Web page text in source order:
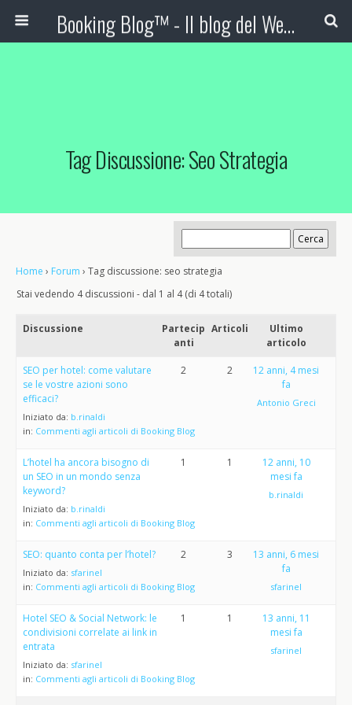
Booking Blog™ - Il blog del Web Marketing Turistico
Tag Discussione: Seo Strategia
Home › Forum › Tag discussione: seo strategia
Stai vedendo 4 discussioni - dal 1 al 4 (di 4 totali)
Discussione
Partecip
anti
Articoli
Ultimo
articolo
SEO per hotel: come valutare
se le vostre azioni sono
efficaci?
Iniziato da: b.rinaldi
in: Commenti agli articoli di Booking Blog
2 2
12 anni, 4 mesi
fa
Antonio Greci
L’hotel ha ancora bisogno di
un SEO in un mondo senza
keyword?
Iniziato da: b.rinaldi
in: Commenti agli articoli di Booking Blog
1 1
12 anni, 10
mesi fa
b.rinaldi
SEO: quanto conta per l’hotel?
Iniziato da: sfarinel
in: Commenti agli articoli di Booking Blog
2 3
13 anni, 6 mesi
fa
sfarinel
Hotel SEO & Social Network: le
condivisioni correlate ai link in
entrata
Iniziato da: sfarinel
in: Commenti agli articoli di Booking Blog
1 1
13 anni, 11
mesi fa
sfarinel